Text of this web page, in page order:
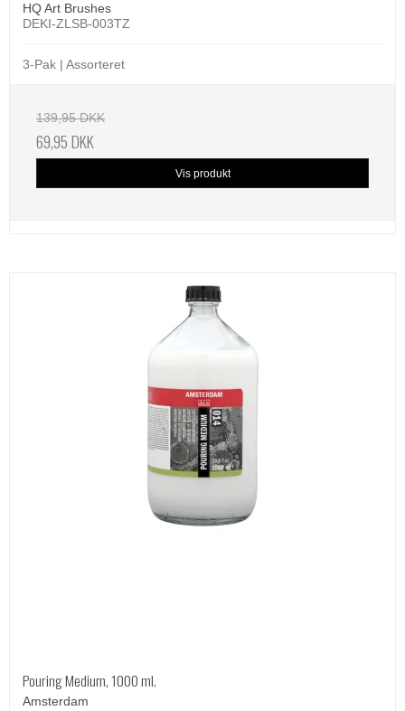
HQ Art Brushes
DEKI-ZLSB-003TZ
3-Pak | Assorteret
139,95 DKK
69,95 DKK
Vis produkt
Pouring Medium, 1000 ml.
Amsterdam